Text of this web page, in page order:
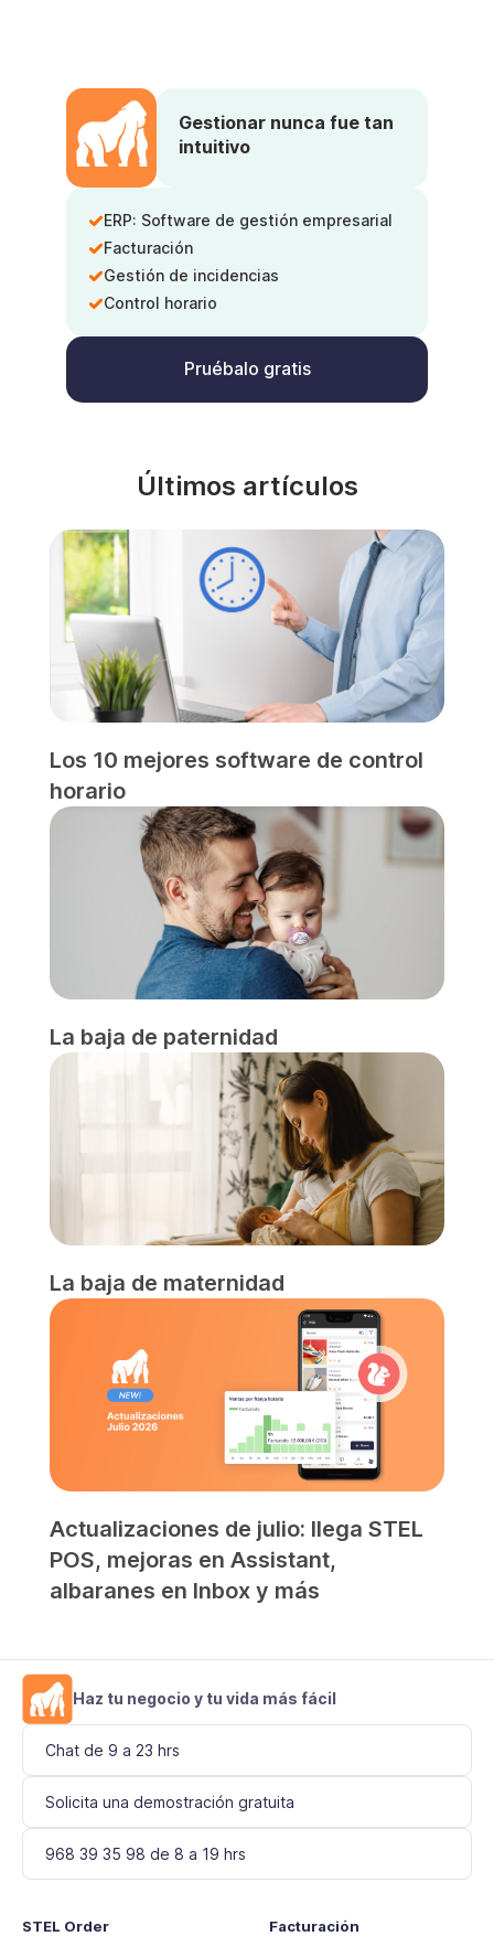
Gestionar nunca fue tan
intuitivo
ERP: Software de gestión empresarial
Facturación
Gestión de incidencias
Control horario
Pruébalo gratis
Últimos artículos
Los 10 mejores software de control
horario
La baja de paternidad
La baja de maternidad
Actualizaciones de julio: llega STEL
POS, mejoras en Assistant,
albaranes en Inbox y más
Haz tu negocio y tu vida más fácil
Chat de 9 a 23 hrs
Solicita una demostración gratuita
968 39 35 98 de 8 a 19 hrs
STEL Order Facturación